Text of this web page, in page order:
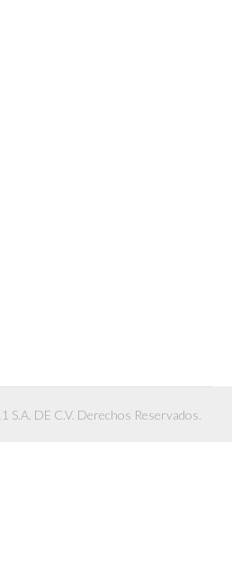
DE C.V. Derechos Reservados.